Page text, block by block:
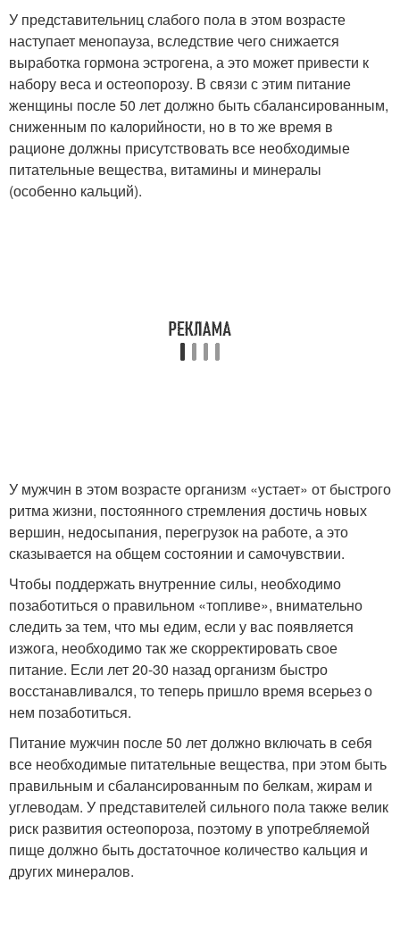
У представительниц слабого пола в этом возрасте
наступает менопауза, вследствие чего снижается
выработка гормона эстрогена, а это может привести к
набору веса и остеопорозу. В связи с этим питание
женщины после 50 лет должно быть сбалансированным,
сниженным по калорийности, но в то же время в
рационе должны присутствовать все необходимые
питательные вещества, витамины и минералы
(особенно кальций).
У мужчин в этом возрасте организм «устает» от быстрого
ритма жизни, постоянного стремления достичь новых
вершин, недосыпания, перегрузок на работе, а это
сказывается на общем состоянии и самочувствии.
Чтобы поддержать внутренние силы, необходимо
позаботиться о правильном «топливе», внимательно
следить за тем, что мы едим, если у вас появляется
изжога, необходимо так же скорректировать свое
питание. Если лет 20-30 назад организм быстро
восстанавливался, то теперь пришло время всерьез о
нем позаботиться.
Питание мужчин после 50 лет должно включать в себя
все необходимые питательные вещества, при этом быть
правильным и сбалансированным по белкам, жирам и
углеводам. У представителей сильного пола также велик
риск развития остеопороза, поэтому в употребляемой
пище должно быть достаточное количество кальция и
других минералов.